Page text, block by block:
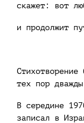
скажет: вот
и продолжит
тех пор
В середине
записал в